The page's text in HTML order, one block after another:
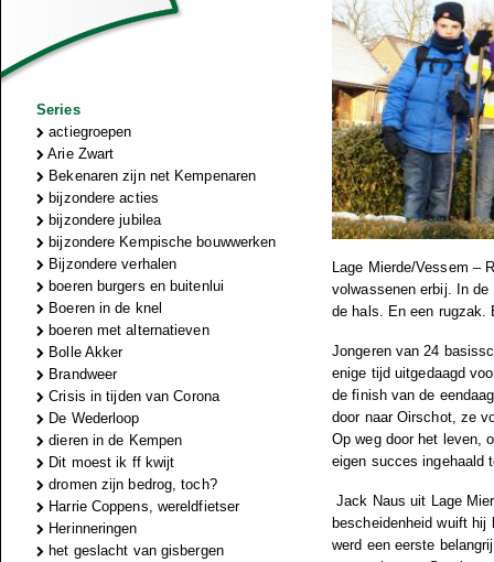
Series
actiegroepen
Arie Zwart
Bekenaren zijn net Kempenaren
bijzondere acties
bijzondere jubilea
bijzondere Kempische bouwwerken
Bijzondere verhalen
boeren burgers en buitenlui
Boeren in de knel
boeren met alternatieven
Bolle Akker
Brandweer
Crisis in tijden van Corona
De Wederloop
dieren in de Kempen
Dit moest ik ff kwijt
dromen zijn bedrog, toch?
Harrie Coppens, wereldfietser
Herinneringen
het geslacht van gisbergen
Lage Mierde/Vessem –
volwassenen erbij. In
de hals. En een rugzak.
Jongeren van 24
enige tijd uitgedaagd
de finish van de
door naar Oirschot, ze
Op weg door het leven,
eigen succes ingehaald
Jack Naus uit Lage
bescheidenheid wuift hij
werd een eerste